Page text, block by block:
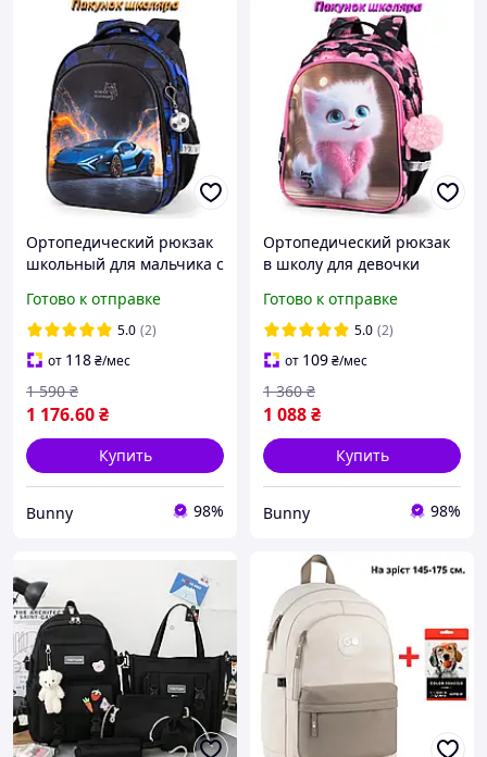
Ортопедический рюкзак
школьный для мальчика с
Standard 38х30х18 см для
первокласника (150-39)
Готово к отправке
5.0 (2)
от 118₴/мес
1 176.60₴
1 590 ₴
Купить
Bunny 98%
Ортопедический рюкзак
в школу для девочки
38х28х16 см для 1-4
класса (160-22)
Готово к отправке
5.0 (2)
от 109₴/мес
1 088₴
1 360 ₴
Купить
Bunny 98%